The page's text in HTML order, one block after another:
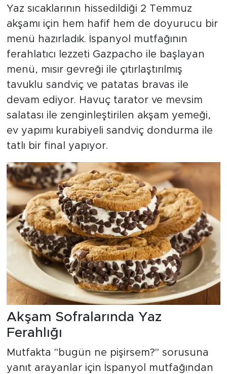
Yaz sıcaklarının hissedildiği 2 Temmuz
akşamı için hem hafif hem de doyurucu bir
menü hazırladık. İspanyol mutfağının
ferahlatıcı lezzeti Gazpacho ile başlayan
menü, mısır gevreği ile çıtırlaştırılmış
tavuklu sandviç ve patatas bravas ile
devam ediyor. Havuç tarator ve mevsim
salatası ile zenginleştirilen akşam yemeği,
ev yapımı kurabiyeli sandviç dondurma ile
tatlı bir final yapıyor.
Akşam Sofralarında Yaz
Ferahlığı
Mutfakta "bugün ne pişirsem?" sorusuna
yanıt arayanlar için İspanyol mutfağından